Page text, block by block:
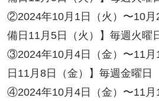
②2024年10月1日（火）〜10月
備日11月5日（火）】毎週火
③2024年10月4日（金）〜11月
日11月8日（金）】毎週金曜
④2024年10月4日（金）〜11月